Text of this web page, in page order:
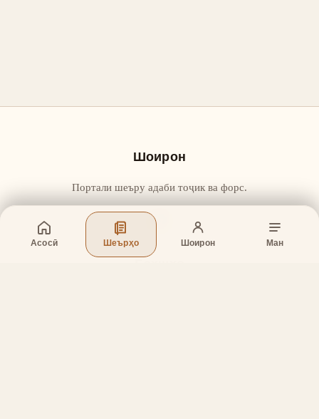
Асосӣ Шеърҳо Шоирон Ман
Шоирон
Портали шеъру адаби тоҷик ва форс.